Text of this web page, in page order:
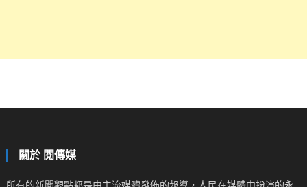
關於 閱傳媒
所有的新聞觀點都是由主流媒體發佈的報導，人民在媒體中扮演的永